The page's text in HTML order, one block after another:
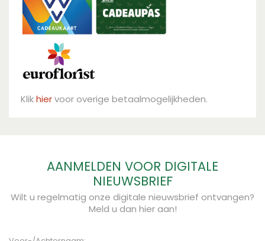
Klikhiervoor overige betaalmogelijkheden.
AANMELDEN VOOR DIGITALE
NIEUWSBRIEF
Wilt u regelmatig onze digitale nieuwsbrief ontvangen?
Meld u dan hier aan!